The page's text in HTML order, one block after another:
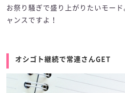
お祭り騒ぎで盛り上がりたいモー
ャンスですよ！
オシゴト継続で常連さんGET